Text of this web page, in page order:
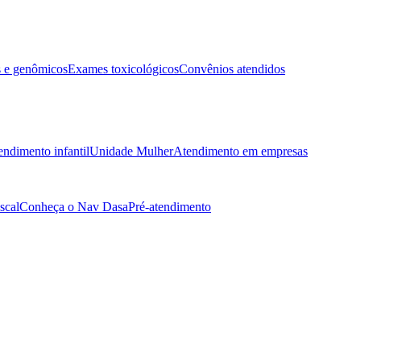
e genômicosExames toxicológicosConvênios atendidos
infantilUnidade MulherAtendimento em empresas
Conheça o Nav DasaPré-atendimento